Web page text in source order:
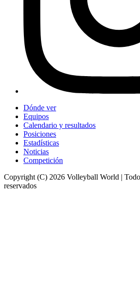
Dónde ver
Equipos
Calendario y resultados
Posiciones
Estadísticas
Noticias
Competición
Copyright (C) 2026 Volleyball World |
reservados